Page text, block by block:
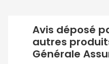
Avis déposé
autres
Générale